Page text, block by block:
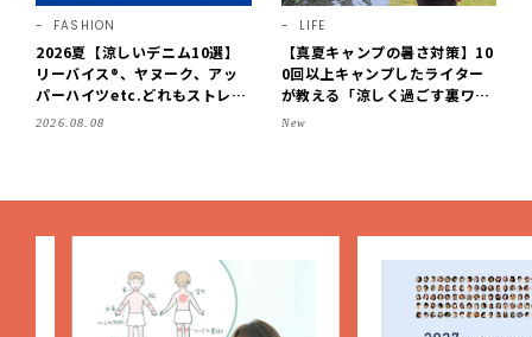
FASHION
2026夏【涼しいデニム10選】
リーバイス®、ヤヌーク、アッ
パーハイツetc.どれもストレス
フリーなはき心地！
2026.08.08
LIFE
【真夏キャンプの暑さ対策】10
0回以上キャンプしたライター
が教える「涼しく過ごす裏ワ
ザ」8選！効果を実感したアイ
New